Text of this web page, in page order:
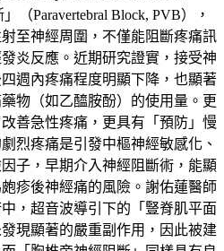
（Paravertebral Block, PVB），
至神經周圍，不僅能阻斷疼痛訊
炎反應。近期研究證實，接受神
週內疼痛程度明顯下降，也顯著
物（如乙醯胺酚）的使用量。更
善急性疼痛，更具有「預防」慢
烈疼痛是引發中樞神經敏感化、
子，早期介入神經阻斷術，能顯
疹後神經痛的風險。謝佑蓮醫師
，超音波導引下的「豎脊肌平面
現顯著的嚴重副作用，因此被建